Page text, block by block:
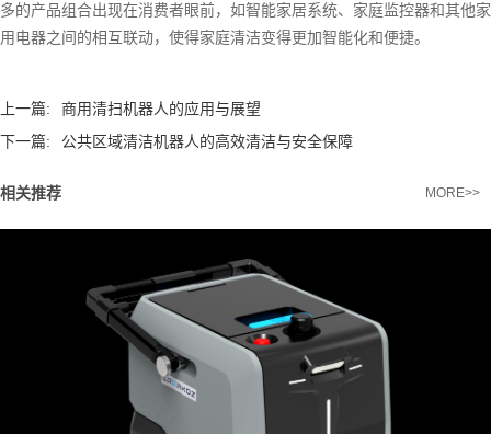
多的产品组合出现在消费者眼前，如智能家居系统、家庭监控器和其他家
用电器之间的相互联动，使得家庭清洁变得更加智能化和便捷。
上一篇:
商用清扫机器人的应用与展望
下一篇:
公共区域清洁机器人的高效清洁与安全保障
相关推荐 MORE>>